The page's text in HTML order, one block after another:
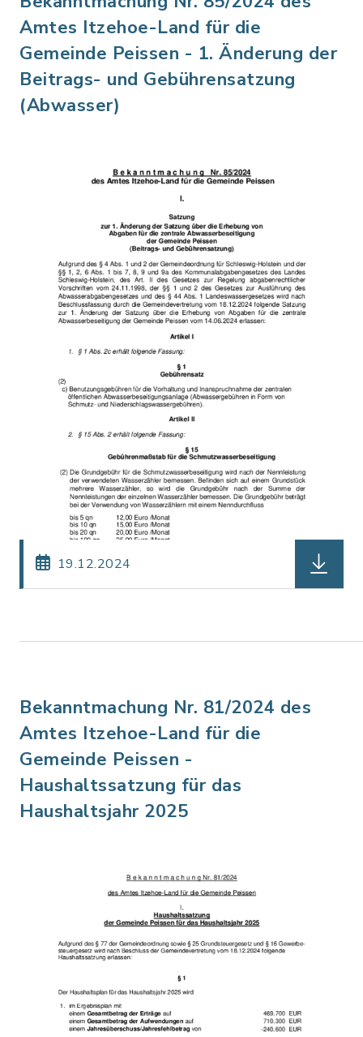
Amtes Itzehoe-Land für die
Gemeinde Peissen - 1. Änderung der
Beitrags- und Gebührensatzung
(Abwasser)
19.12.2024
Bekanntmachung Nr. 81/2024 des
Amtes Itzehoe-Land für die
Gemeinde Peissen -
Haushaltssatzung für das
Haushaltsjahr 2025